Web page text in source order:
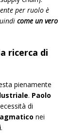
per ruolo è
come un vero
ricerca di
pienamente
. Paolo
di
nei
.